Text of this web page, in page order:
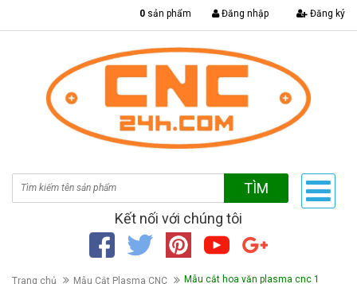
0 sản phẩm Đăng nhập Đăng ký
TÌM
Kết nối với chúng tôi
Trang chủ Mẫu Cắt Plasma CNC Mẫu cắt hoa văn plasma cnc 1